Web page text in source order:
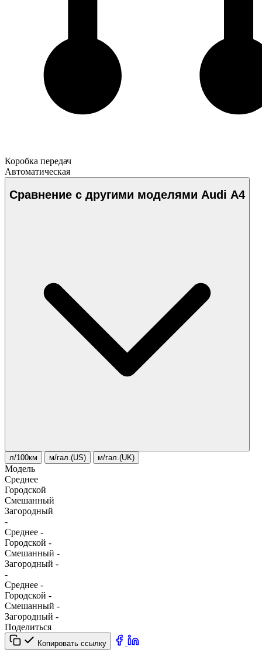
Коробка передач
Автоматическая
Сравнение с другими моделями Audi A4
л/100км м/гал.(US) м/гал.(UK)
Модель
Среднее
Городской
Смешанный
Загородный
-
Среднее -
Городской -
Смешанный -
Загородный -
-
Среднее -
Городской -
Смешанный -
Загородный -
Поделиться
Копировать ссылку